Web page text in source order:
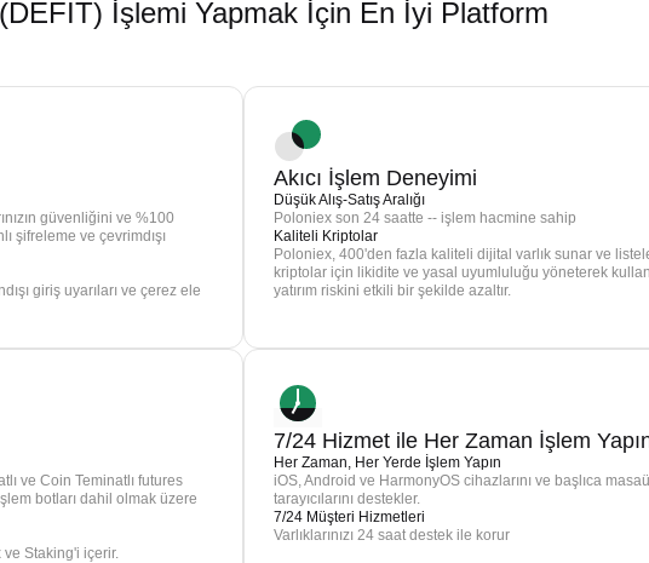
İşlemi Yapmak İçin En İyi Platform
güvenliğini ve %100
şifreleme ve çevrimdışı
giriş uyarıları ve çerez ele
Akıcı İşlem Deneyimi
Düşük Alış-Satış Aralığı
Poloniex son 24 saatte -- işlem hacmine sahip
Kaliteli Kriptolar
Poloniex, 400'den fazla kaliteli dijital varlık sunar ve
kriptolar için likidite ve yasal uyumluluğu yöneterek
yatırım riskini etkili bir şekilde azaltır.
ve Coin Teminatlı futures
botları dahil olmak üzere
Staking'i içerir.
7/24 Hizmet ile Her Zaman İşlem
Her Zaman, Her Yerde İşlem Yapın
iOS, Android ve HarmonyOS cihazlarını ve başlıca
tarayıcılarını destekler.
7/24 Müşteri Hizmetleri
Varlıklarınızı 24 saat destek ile korur